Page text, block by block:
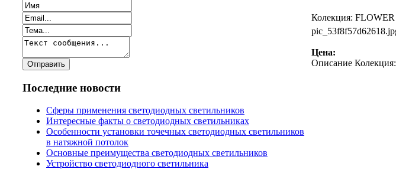
Последние новости
Сферы применения светодиодных светильников
Интересные факты о светодиодных светильниках
Особенности установки точечных светодиодных светильников
в натяжной потолок
Основные преимущества светодиодных светильников
Устройство светодиодного светильника
Колекция:
Цена:
Описание